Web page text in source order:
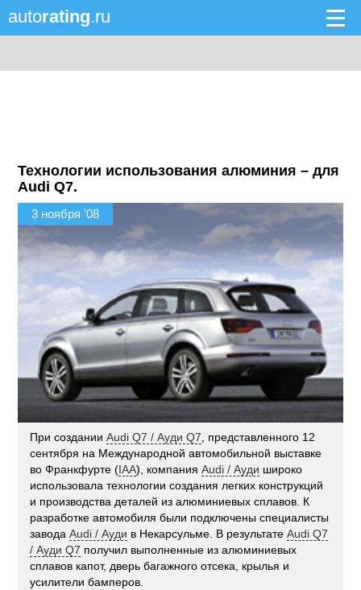
autorating.ru
Технологии использования алюминия – для
Audi Q7.
3 ноября '08
При созданииAudi Q7 / Ауди Q7 , представленного 12
сентября на Международной автомобильной выставке
во Франкфурте (IAA), компанияAudi / Ауди широко
использовала технологии создания легких конструкций
и производства деталей из алюминиевых сплавов. К
разработке автомобиля были подключены специалисты
заводаAudi / Ауди в Некарсульме. В результатеAudi Q7
/ Ауди Q7 получил выполненные из алюминиевых
сплавов капот, дверь багажного отсека, крылья и
усилители бамперов.